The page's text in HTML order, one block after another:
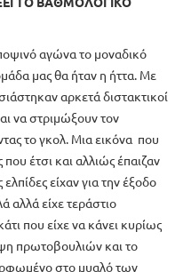
αγώνα το μοναδικό
μας θα ήταν η ήττα. Με
αρκετά διστακτικοί
να στριμώξουν τον
το γκολ. Μια εικόνα που
έτσι και αλλιώς έπαιζαν
ελπίδες είχαν για την έξοδο
είχε τεράστιο
που είχε να κάνει κυρίως
πρωτοβουλιών και το
στο μυαλό των